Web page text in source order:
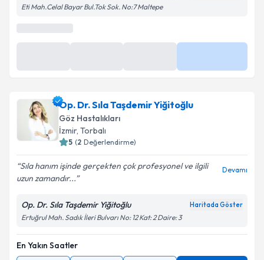
Eti Mah.Celal Bayar Bul.Tok Sok. No:7 Maltepe
Op. Dr. Sıla Taşdemir Yiğitoğlu
Göz Hastalıkları
İzmir, Torbalı
5 (2 Değerlendirme)
Sıla hanım işinde gerçekten çok profesyonel ve ilgili
uzun zamandır...
Devamı
Op. Dr. Sıla Taşdemir Yiğitoğlu Haritada Göster
Ertuğrul Mah. Sadık İleri Bulvarı No: 12 Kat: 2 Daire: 3
En Yakın Saatler